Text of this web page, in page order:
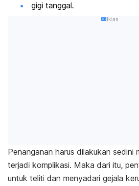
gigi tanggal.
Iklan
Penanganan harus dilakukan sedini
terjadi komplikasi. Maka dari itu,
untuk teliti dan menyadari gejala